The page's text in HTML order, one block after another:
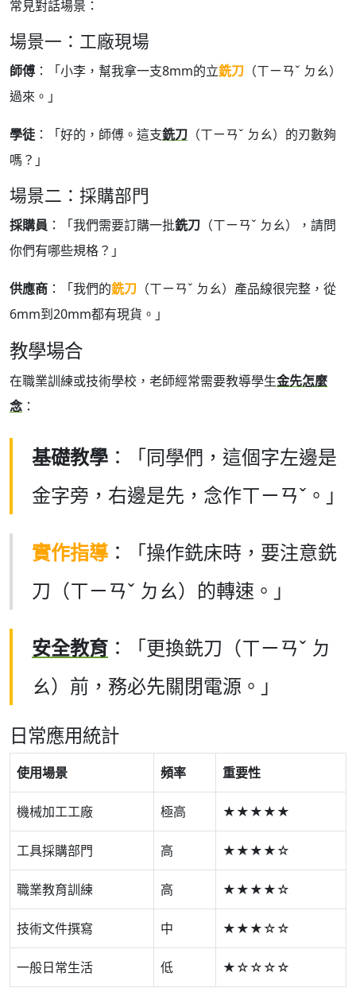
常見對話場景：
場景一：工廠現場
師傅 ：「小李，幫我拿一支8mm的立銑刀 （ㄒㄧㄢˇ ㄉㄠ）
過來。」
學徒 ：「好的，師傅。這支銑刀 （ㄒㄧㄢˇ ㄉㄠ）的刃數夠
嗎？」
場景二：採購部門
採購員 ：「我們需要訂購一批銑刀 （ㄒㄧㄢˇ ㄉㄠ），請問
你們有哪些規格？」
供應商 ：「我們的銑刀 （ㄒㄧㄢˇ ㄉㄠ）產品線很完整，從
6mm到20mm都有現貨。」
教學場合
在職業訓練或技術學校，老師經常需要教導學生金先怎麼
念 ：
基礎教學 ：「同學們，這個字左邊是
金字旁，右邊是先，念作ㄒㄧㄢˇ。」
實作指導：「操作銑床時，要注意銑
刀（ㄒㄧㄢˇ ㄉㄠ）的轉速。」
安全教育 ：「更換銑刀（ㄒㄧㄢˇ ㄉ
ㄠ）前，務必先關閉電源。」
日常應用統計
使用場景 頻率 重要性
機械加工工廠 極高 ★★★★★
工具採購部門 高 ★★★★☆
職業教育訓練 高 ★★★★☆
技術文件撰寫 中 ★★★☆☆
一般日常生活 低 ★☆☆☆☆